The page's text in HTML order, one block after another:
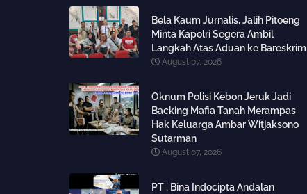
Bela Kaum Jurnalis, Jalih Pitoeng
Minta Kapolri Segera Ambil
Langkah Atas Aduan ke Bareskrim
August 07, 2026
Oknum Polisi Kebon Jeruk Jadi
Backing Mafia Tanah Merampas
Hak Keluarga Ambar Witjaksono
Sutarman
August 07, 2026
PT . Bina Indocipta Andalan